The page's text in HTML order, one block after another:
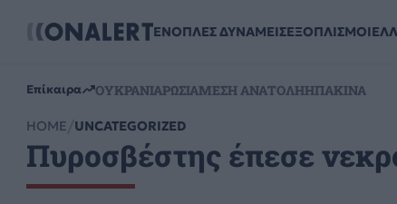
ΕΝΟΠΛΕΣ ΔΥΝΑΜΕΙΣΕΞΟΠΛΙΣΜΟΙ
Επίκαιρα ΟΥΚΡΑΝΙΑΡΩΣΙΑΜΕΣΗ ΑΝΑΤΟΛΗΗΠΑΚΙΝΑ
HOME UNCATEGORIZED
Πυροσβέστης έπεσε